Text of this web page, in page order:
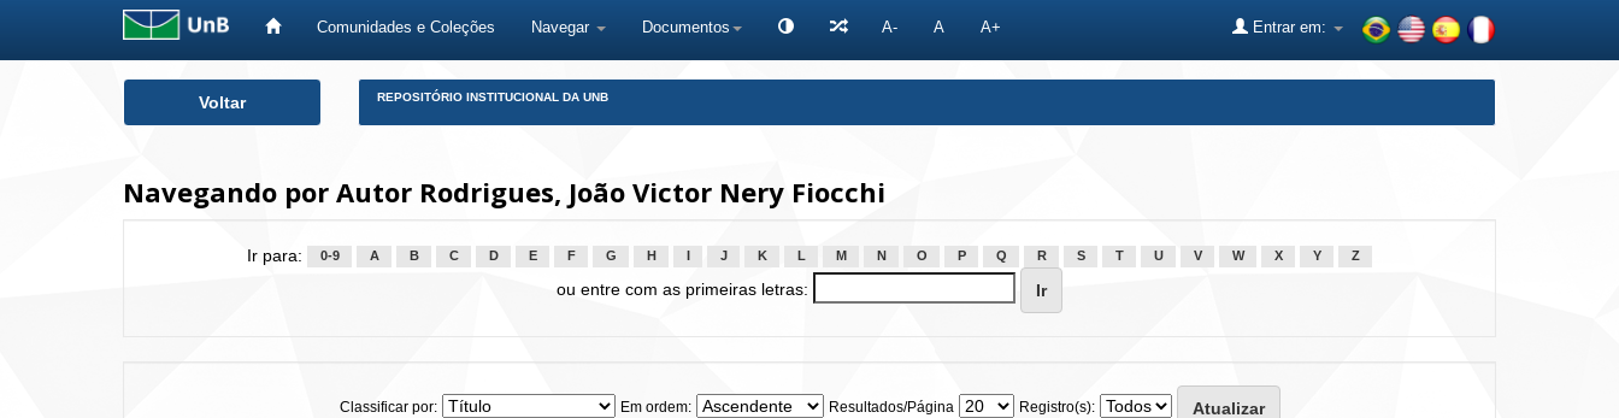
Comunidades e Coleções Navegar Documentos A- A A+ Entrar em:
Voltar REPOSITÓRIO INSTITUCIONAL DA UNB
Navegando por Autor Rodrigues, João Victor Nery Fiocchi
Ir para: 0-9 A B C D E F G H J K L M N O P Q R S T U V W X Y Z
ou entre com as primeiras letras:
Classificar por: Em ordem: Resultados/Página Registro(s):